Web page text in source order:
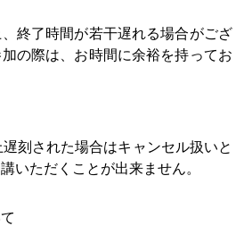
終了時間が若干遅れる場合がござ
の際は、お時間に余裕を持ってお
刻された場合はキャンセル扱いと
いただくことが出来ません。